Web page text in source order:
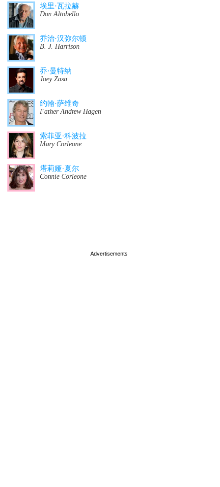
埃里·瓦拉赫
Don Altobello
乔治·汉弥尔顿
B. J. Harrison
乔·曼特纳
Joey Zasa
约翰·萨维奇
Father Andrew Hagen
索菲亚·科波拉
Mary Corleone
塔莉娅·夏尔
Connie Corleone